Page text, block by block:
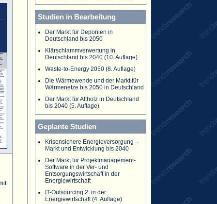
Studien in Bearbeitung
Der Markt für Deponien in
Deutschland bis 2050
Klärschlammverwertung in
Deutschland bis 2040 (10. Auflage)
Waste-to-Energy 2050 (8. Auflage)
Die Wärmewende und der Markt für
Wärmenetze bis 2050 in Deutschland
Der Markt für Altholz in Deutschland
bis 2040 (5. Auflage)
Geplante Studien
Krisensichere Energieversorgung –
Markt und Entwicklung bis 2040
Der Markt für Projektmanagement-
Software in der Ver- und
Entsorgungswirtschaft in der
Energiewirtschaft
IT-Outsourcing 2. in der
Energiewirtschaft (4. Auflage)